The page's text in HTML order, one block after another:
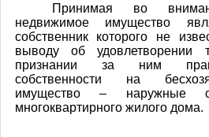
Принимая во
недвижимое имущество
собственник которого не
выводу об удовлетворении
признании за ним
собственности на
имущество – наружные
многоквартирного жилого дома.